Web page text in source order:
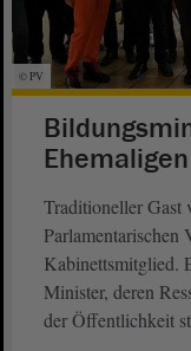
© PV
Ehemaligen
Traditioneller Gast
Parlamentarischen
Kabinettsmitglied.
Minister, deren
der Öffentlichkeit